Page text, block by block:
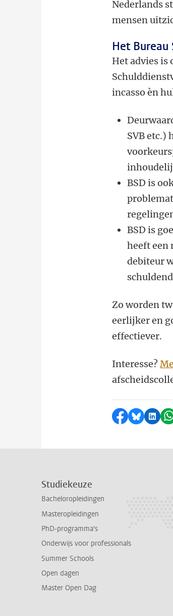
Nederlands
mensen
Het
Het advies is
incasso èn
SVB etc.)
BSD is
BSD is
heeft een
debiteur
Zo worden
eerlijker en
effectiever.
Interesse?
Delen op
Delen via
Studiekeuze
Bacheloropleidingen
Masteropleidingen
PhD-programma's
Onderwijs voor professionals
Summer Schools
Open dagen
Master Open Dag